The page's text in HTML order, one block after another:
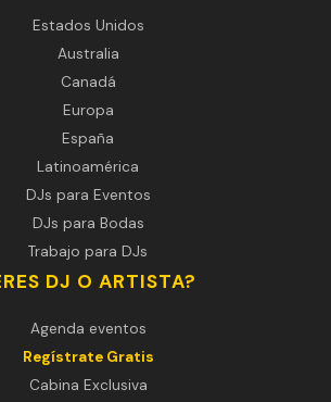
Estados Unidos
Australia
Canadá
Europa
España
Latinoamérica
DJs para Eventos
DJs para Bodas
Trabajo para DJs
DJ O ARTISTA?
Agenda eventos
Regístrate Gratis
Cabina Exclusiva